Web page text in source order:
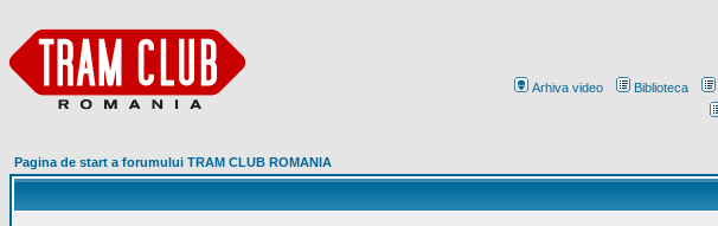
Arhiva video Biblioteca
Pagina de start a forumului TRAM CLUB ROMANIA